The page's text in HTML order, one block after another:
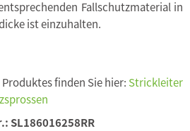
Fallschutzmaterial in
ist einzuhalten.
finden Sie hier: Strickleiter
SL186016258RR